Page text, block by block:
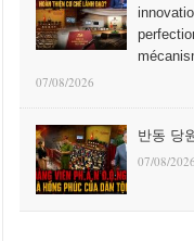
07/08/2026
반동 당
07/08/2026